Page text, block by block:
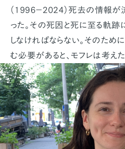
（1996－2024）死去の情報が
った。その死因と死に至る軌跡
しなければならない。そのため
む必要があると、モフレは考えた